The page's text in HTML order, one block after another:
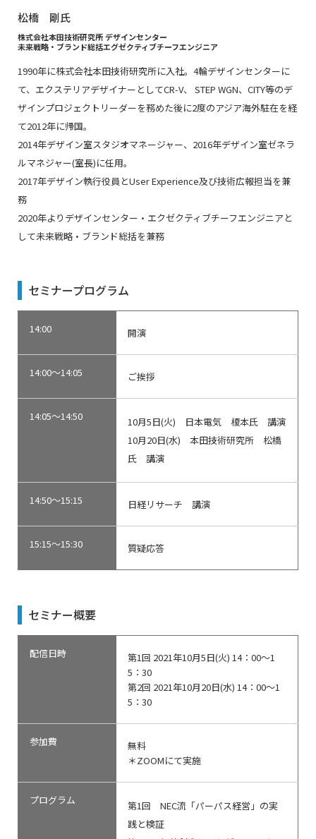
松橋 剛氏
株式会社本田技術研究所 デザインセンター
未来戦略・ブランド総括エグゼクティブチーフエンジニア
1990年に株式会社本田技術研究所に入社。4輪デザインセンターに
て、エクステリアデザイナーとしてCR-V、 STEP WGN、CITY等のデ
ザインプロジェクトリーダーを務めた後に2度のアジア海外駐在を経
て2012年に帰国。
2014年デザイン室スタジオマネージャー、2016年デザイン室ゼネラ
ルマネジャー(室長)に任用。
2017年デザイン執行役員とUser Experience及び技術広報担当を兼
務
2020年よりデザインセンター・エクゼクティブチーフエンジニアと
して未来戦略・ブランド総括を兼務
セミナープログラム
14:00 開演
14:00～14:05 ご挨拶
14:05～14:50
10月5日(火) 日本電気 榎本氏 講演
10月20日(水) 本田技術研究所 松橋
氏 講演
14:50～15:15 日経リサーチ 講演
15:15～15:30 質疑応答
セミナー概要
配信日時
第1回 2021年10月5日(火) 14：00～1
5：30
第2回 2021年10月20日(水) 14：00～1
5：30
参加費
無料
＊ZOOMにて実施
プログラム
第1回 NEC流「パーパス経営」の実
践と検証